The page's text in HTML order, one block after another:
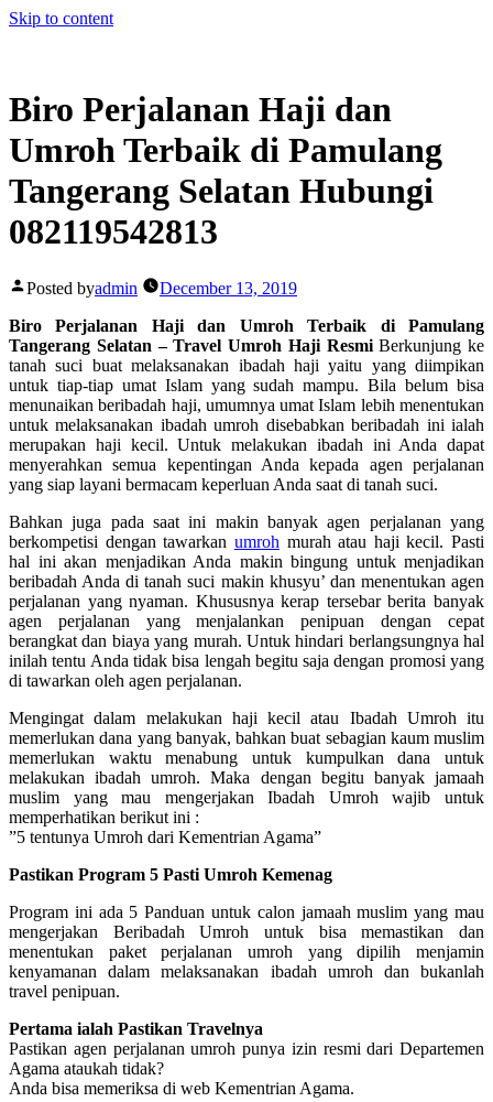
Skip to content
Biro Perjalanan Haji dan
Umroh Terbaik di Pamulang
Tangerang Selatan Hubungi
082119542813
Posted byadmin
December 13, 2019
Biro Perjalanan Haji dan Umroh Terbaik di Pamulang
Tangerang Selatan – Travel Umroh Haji ResmiBerkunjung ke
tanah suci buat melaksanakan ibadah haji yaitu yang diimpikan
untuk tiap-tiap umat Islam yang sudah mampu. Bila belum bisa
menunaikan beribadah haji, umumnya umat Islam lebih menentukan
untuk melaksanakan ibadah umroh disebabkan beribadah ini ialah
merupakan haji kecil. Untuk melakukan ibadah ini Anda dapat
menyerahkan semua kepentingan Anda kepada agen perjalanan
yang siap layani bermacam keperluan Anda saat di tanah suci.
Bahkan juga pada saat ini makin banyak agen perjalanan yang
berkompetisi dengan tawarkan umroh murah atau haji kecil. Pasti
hal ini akan menjadikan Anda makin bingung untuk menjadikan
beribadah Anda di tanah suci makin khusyu’ dan menentukan agen
perjalanan yang nyaman. Khususnya kerap tersebar berita banyak
agen perjalanan yang menjalankan penipuan dengan cepat
berangkat dan biaya yang murah. Untuk hindari berlangsungnya hal
inilah tentu Anda tidak bisa lengah begitu saja dengan promosi yang
di tawarkan oleh agen perjalanan.
Mengingat dalam melakukan haji kecil atau Ibadah Umroh itu
memerlukan dana yang banyak, bahkan buat sebagian kaum muslim
memerlukan waktu menabung untuk kumpulkan dana untuk
melakukan ibadah umroh. Maka dengan begitu banyak jamaah
muslim yang mau mengerjakan Ibadah Umroh wajib untuk
memperhatikan berikut ini :
”5 tentunya Umroh dari Kementrian Agama”
Pastikan Program 5 Pasti Umroh Kemenag
Program ini ada 5 Panduan untuk calon jamaah muslim yang mau
mengerjakan Beribadah Umroh untuk bisa memastikan dan
menentukan paket perjalanan umroh yang dipilih menjamin
kenyamanan dalam melaksanakan ibadah umroh dan bukanlah
travel penipuan.
Pertama ialah Pastikan Travelnya
Pastikan agen perjalanan umroh punya izin resmi dari Departemen
Agama ataukah tidak?
Anda bisa memeriksa di web Kementrian Agama.